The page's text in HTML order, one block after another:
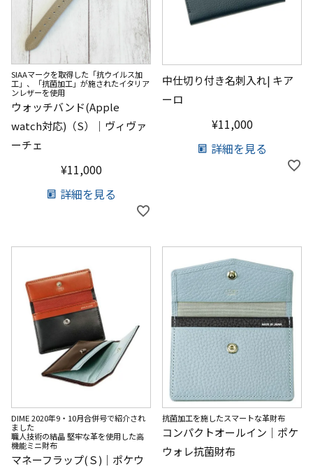
SIAAマークを取得した「抗ウイルス加
工」、「抗菌加工」が施されたイタリア
ンレザーを使用
ウォッチバンド(Apple
watch対応)（S）｜ヴィヴァ
ーチェ
¥11,000
詳細を見る
中仕切り付き名刺入れ| キア
ーロ
¥11,000
詳細を見る
DIME 2020年9・10月合併号で紹介され
ました
職人技術の結晶 堅牢な革を使用した高
機能ミニ財布
マネーフラップ(Ｓ)｜ポケウ
抗菌加工を施したスマートな革財布
コンパクトオールイン｜ポケ
ウォレ抗菌財布